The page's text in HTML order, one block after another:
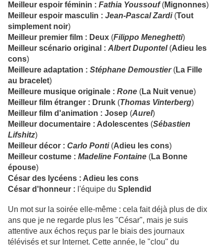
Meilleur espoir féminin : Fathia Youssouf (Mignonnes)
Meilleur espoir masculin : Jean-Pascal Zardi (Tout
simplement noir)
Meilleur premier film : Deux (Filippo Meneghetti)
Meilleur scénario original : Albert Dupontel(Adieu les
cons)
Meilleure adaptation : Stéphane Demoustier (La Fille
au bracelet)
Meilleure musique originale : Rone (La Nuit venue)
Meilleur film étranger : Drunk (Thomas Vinterberg)
Meilleur film d'animation : Josep (Aurel)
Meilleur documentaire : Adolescentes (Sébastien
Lifshitz)
Meilleur décor : Carlo Ponti (Adieu les cons)
Meilleur costume : Madeline Fontaine (La Bonne
épouse)
César des lycéens : Adieu les cons
César d'honneur : l'équipe du Splendid
Un mot sur la soirée elle-même : cela fait déjà plus de dix
ans que je ne regarde plus les "César", mais je suis
attentive aux échos reçus par le biais des journaux
télévisés et sur Internet. Cette année, le "clou" du